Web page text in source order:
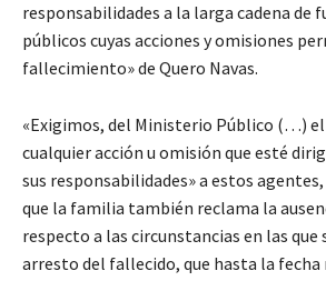
responsabilidades a la larga cadena de
públicos cuyas acciones y omisiones
fallecimiento» de Quero Navas.
«Exigimos, del Ministerio Público (…)
cualquier acción u omisión que esté
sus responsabilidades» a estos
que la familia también reclama la
respecto a las circunstancias en las que
arresto del fallecido, que hasta la fecha